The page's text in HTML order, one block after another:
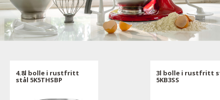
4.8l bolle i rustfritt
stål 5K5THSBP
3l bolle i rustfritt
5KB3SS